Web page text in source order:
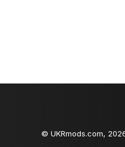
© UKRmods.com,